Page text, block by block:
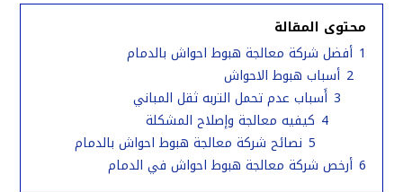
محتوى المقالة
1 أفضل شركة معالجة هبوط احواش بالدمام
2 أسباب هبوط الاحواش
3 أَسباب عدم تحمل التربه ثقل المباني
4 كيفيه معالجة وإصلاح المشكلة
5 نصائح شركة معالجة هبوط احواش بالدمام
6 أرخص شركة معالجة هبوط احواش في الدمام